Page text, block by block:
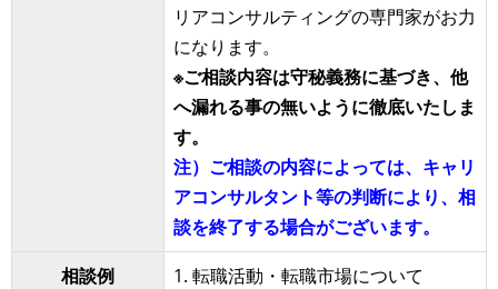
リアコンサルティングの専門家がお力
になります。
※ご相談内容は守秘義務に基づき、他
へ漏れる事の無いように徹底いたしま
す。
注）ご相談の内容によっては、キャリ
アコンサルタント等の判断により、相
談を終了する場合がございます。
相談例
1. 転職活動・転職市場について